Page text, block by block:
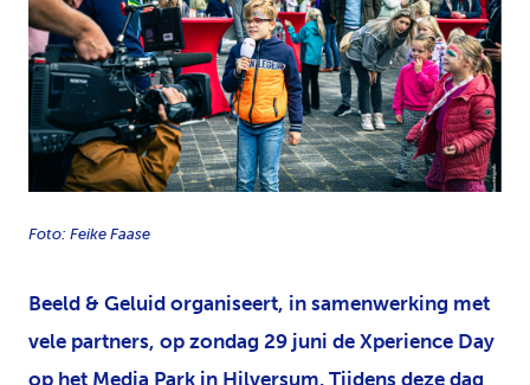
PNG
Foto: Feike Faase
Beeld & Geluid organiseert, in samenwerking met
vele partners, op zondag 29 juni de Xperience Day
op het Media Park in Hilversum. Tijdens deze dag